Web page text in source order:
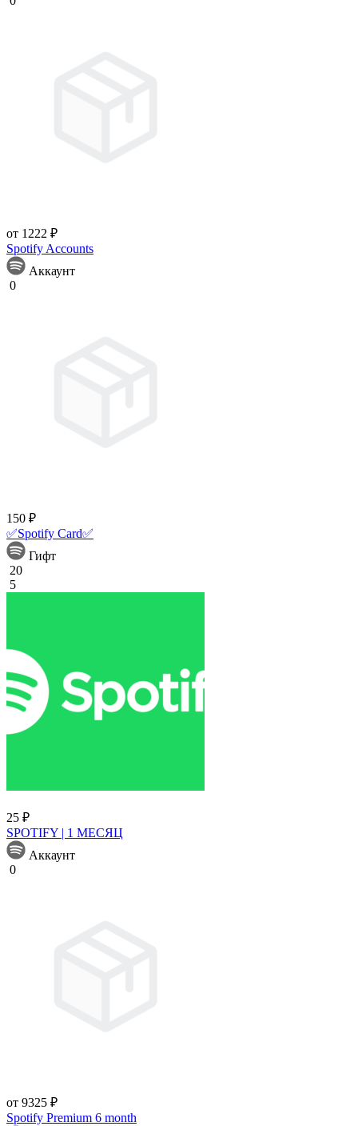
от 1222 ₽
Spotify Accounts
Аккаунт
0
150 ₽
✅Spotify Card✅
Гифт
20
5
25 ₽
SPOTIFY | 1 МЕСЯЦ
Аккаунт
0
от 9325 ₽
Spotify Premium 6 month